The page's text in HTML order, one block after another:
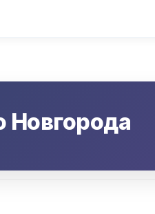
Новгорода